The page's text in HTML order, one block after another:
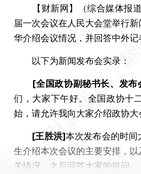
【财新网】（综合媒体报道
届一次会议在人民大会堂举行
华介绍会议情况，并回答中外记
以下为新闻发布会实录：
[全国政协副秘书长、发布
们，大家下午好。全国政协十
始，请允许我向大家介绍政协大
[王胜洪]本次发布会的时间
生介绍本次会议的主要安排，
关情况，之后回答大家的提问。